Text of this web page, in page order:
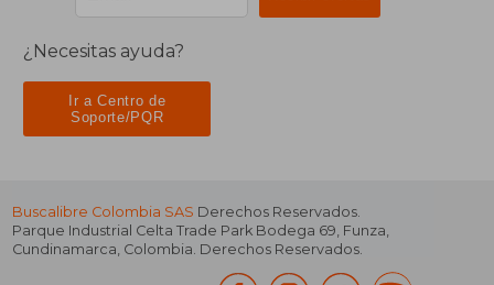
¿Necesitas ayuda?
Ir a Centro de
Soporte/PQR
Buscalibre Colombia SAS Derechos Reservados.
Parque Industrial Celta Trade Park Bodega 69, Funza,
Cundinamarca, Colombia. Derechos Reservados.